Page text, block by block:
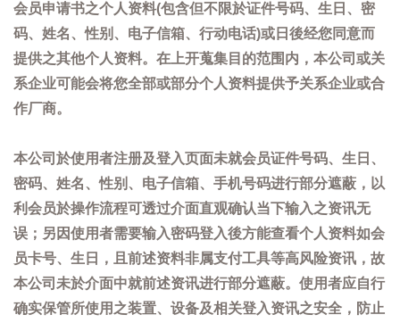
会员申请书之个人资料(包含但不限於证件号码、生日、密
码、姓名、性别、电子信箱、行动电话)或日後经您同意而
提供之其他个人资料。在上开蒐集目的范围内，本公司或关
系企业可能会将您全部或部分个人资料提供予关系企业或合
作厂商。
本公司於使用者注册及登入页面未就会员证件号码、生日、
密码、姓名、性别、电子信箱、手机号码进行部分遮蔽，以
利会员於操作流程可透过介面直观确认当下输入之资讯无
误；另因使用者需要输入密码登入後方能查看个人资料如会
员卡号、生日，且前述资料非属支付工具等高风险资讯，故
本公司未於介面中就前述资讯进行部分遮蔽。使用者应自行
确实保管所使用之装置、设备及相关登入资讯之安全，防止